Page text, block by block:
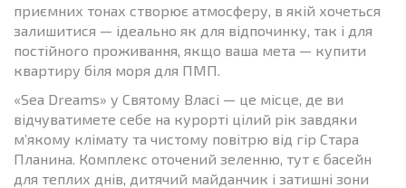
приємних тонах створює атмосферу, в якій хочеться
залишитися — ідеально як для відпочинку, так і для
постійного проживання, якщо ваша мета — купити
квартиру біля моря для ПМП.
«Sea Dreams» у Святому Власі — це місце, де ви
відчуватимете себе на курорті цілий рік завдяки
м’якому клімату та чистому повітрю від гір Стара
Планина. Комплекс оточений зеленню, тут є басейн
для теплих днів, дитячий майданчик і затишні зони